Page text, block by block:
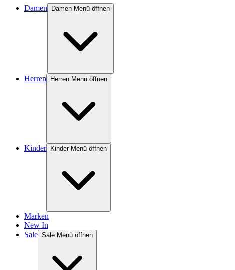
Damen Damen Menü öffnen
Herren Herren Menü öffnen
Kinder Kinder Menü öffnen
Marken
New In
Sale Sale Menü öffnen